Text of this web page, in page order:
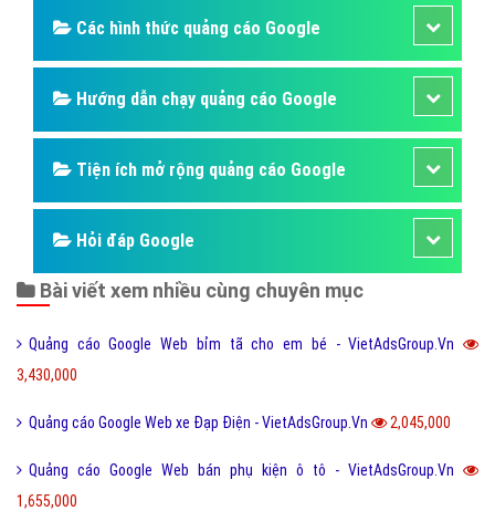
Các hình thức quảng cáo Google
Hướng dẫn chạy quảng cáo Google
Tiện ích mở rộng quảng cáo Google
Hỏi đáp Google
Bài viết xem nhiều cùng chuyên mục
Quảng cáo Google Web bỉm tã cho em bé - VietAdsGroup.Vn
3,430,000
Quảng cáo Google Web xe Đạp Điện - VietAdsGroup.Vn 2,045,000
Quảng cáo Google Web bán phụ kiện ô tô - VietAdsGroup.Vn
1,655,000